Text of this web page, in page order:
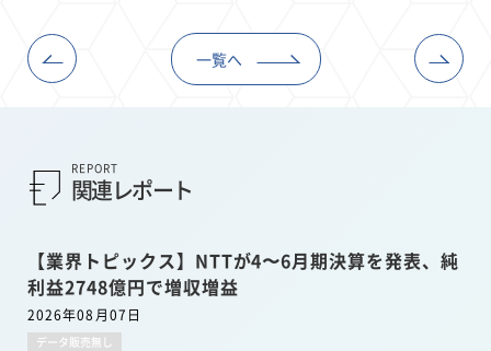
一覧へ
REPORT
関連レポート
【業界トピックス】NTTが4〜6月期決算を発表、純
利益2748億円で増収増益
2026年08月07日
データ販売無し